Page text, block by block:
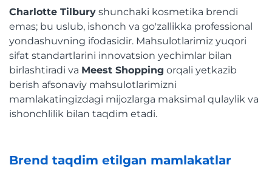
Charlotte Tilbury shunchaki kosmetika brendi
emas; bu uslub, ishonch va go'zallikka professional
yondashuvning ifodasidir. Mahsulotlarimiz yuqori
sifat standartlarini innovatsion yechimlar bilan
birlashtiradi va Meest Shopping orqali yetkazib
berish afsonaviy mahsulotlarimizni
mamlakatingizdagi mijozlarga maksimal qulaylik va
ishonchlilik bilan taqdim etadi.
Brend taqdim etilgan mamlakatlar